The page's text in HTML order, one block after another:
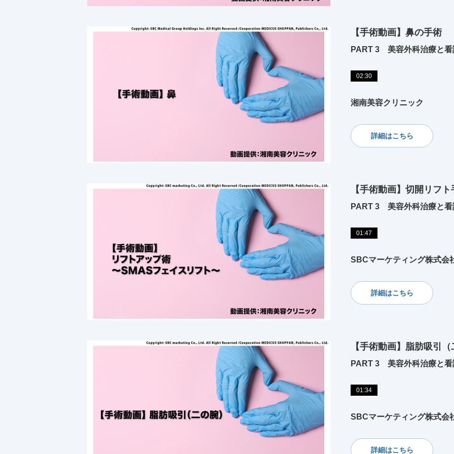
【手術動画】鼻の手術
PART 3 美容外科治療と看
02:30
湘南美容クリニック
詳細はこちら
【手術動画】切開リフト
PART 3 美容外科治療と看
01:47
SBCマーケティング株式会
詳細はこちら
【手術動画】脂肪吸引（
PART 3 美容外科治療と看
01:34
SBCマーケティング株式会
詳細はこちら